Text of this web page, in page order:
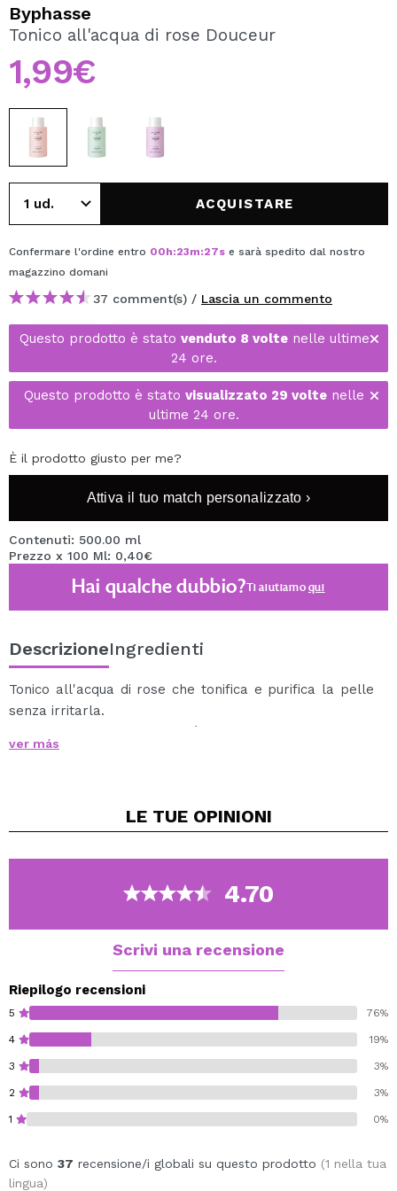
Creando un account su Maquibeauty.it potrai fare i tuoi
acquisti velocemente, controllare lo stato dei tuoi ordini e
consultare le tue operazioni precedenti.
CREARE UN ACCOUNT
Byphasse
Tonico all'acqua di rose Douceur
1,99€
ACQUISTARE
Confermare l'ordine entro 00h:23m:27s e sarà spedito dal nostro
magazzino domani
37 comment(s) / Lascia un commento
Questo prodotto è stato venduto 8 voltenelle ultime
24 ore.
Questo prodotto è stato visualizzato 29 volte nelle
ultime 24 ore.
È il prodotto giusto per me?
Attiva il tuo match personalizzato ›
Contenuti: 500.00 ml
Prezzo x 100 Ml: 0,40€
Hai qualche dubbio?Ti aiutiamoqui
DescrizioneIngredienti
Tonico all'acqua di rose che tonifica e purifica la pelle
senza irritarla.
Dona freschezza e luminosità al viso.
La tua pelle sarà pulita e pronta per il prossimo passo
rimuove i resti di trucco e impurità, rispettando il pH
Adatto a tutti i tipi di pelle.
Dopo aver rimosso il trucco, applica il tonico con un
pad di cotone sul viso, sulla zona del contorno occhi e
ver más
LE TUE OPINIONI
4.70
Scrivi una recensione
Riepilogo recensioni
5 76%
4 19%
3 3%
2 3%
1 0%
Ci sono 37 recensione/i globali su questo prodotto (1 nella tua
lingua)